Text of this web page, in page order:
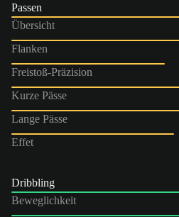
Passen
Übersicht
Flanken
Freistoß-Präzision
Kurze Pässe
Lange Pässe
Effet
Dribbling
Beweglichkeit